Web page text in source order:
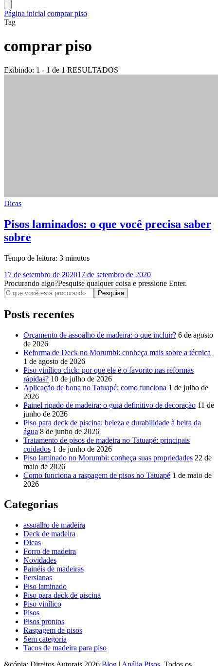
Página inicial comprar piso
Tag
comprar piso
Exibindo: 1 - 1 de 1 RESULTADOS
Dicas
Pisos laminados: o que você precisa saber
sobre
Tempo de leitura: 3 minutos
17 de setembro de 202017 de setembro de 2020
Procurando algo?Pesquise qualquer coisa e pressione Enter.
Posts recentes
Orçamento de assoalho de madeira: o que incluir? 6 de agosto
de 2026
Reforma de Deck no Morumbi: conheça mais sobre a técnica
1 de agosto de 2026
Piso vinílico click: por que ele é o favorito nas reformas
rápidas? 10 de julho de 2026
Aplicação de bona no Tatuapé: como funciona 1 de julho de
2026
Painel ripado de madeira: o guia definitivo de decoração 11 de
junho de 2026
Piso para deck de piscina: beleza e durabilidade à beira da
água 8 de junho de 2026
Tratamento de pisos de madeira no Tatuapé: principais
cuidados 1 de junho de 2026
Piso laminado no Morumbi: conheça suas propriedades 22 de
maio de 2026
Como funciona a raspagem de pisos no Tatuapé 1 de maio de
2026
Categorias
assoalho de madeira
Deck de madeira
Dicas
Forro de madeira
Novidades
Painéis de madeiras
Persianas
Piso laminado
Piso para deck de piscina
Piso vinílico
Pisos
Pisos prontos
Raspagem de pisos
Sem categoria
Tacos de madeira para piso